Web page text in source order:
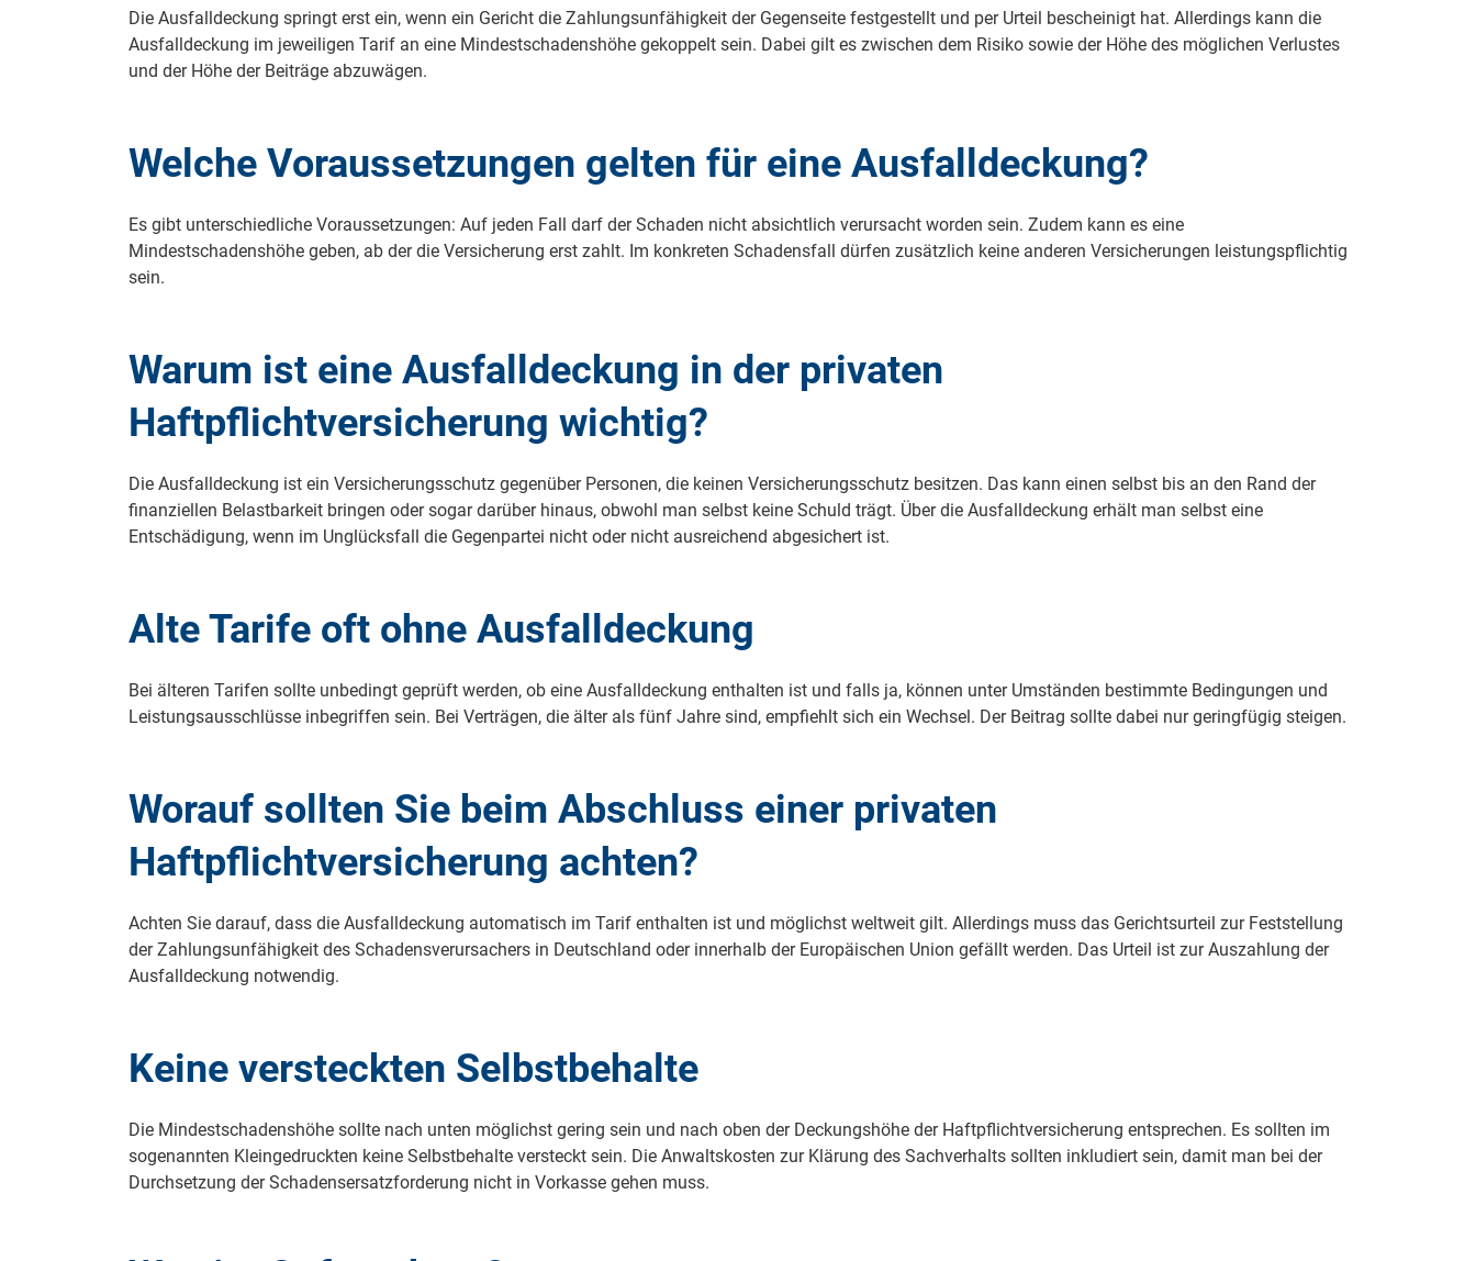
Die Ausfalldeckung springt erst ein, wenn ein Gericht die Zahlungsunfähigkeit der Gegenseite festgestellt und per Urteil bescheinigt hat. Allerdings kann die
Ausfalldeckung im jeweiligen Tarif an eine Mindestschadenshöhe gekoppelt sein. Dabei gilt es zwischen dem Risiko sowie der Höhe des möglichen Verlustes
und der Höhe der Beiträge abzuwägen.
Welche Voraussetzungen gelten für eine Ausfalldeckung?
Es gibt unterschiedliche Voraussetzungen: Auf jeden Fall darf der Schaden nicht absichtlich verursacht worden sein. Zudem kann es eine
Mindestschadenshöhe geben, ab der die Versicherung erst zahlt. Im konkreten Schadensfall dürfen zusätzlich keine anderen Versicherungen leistungspflichtig
sein.
Warum ist eine Ausfalldeckung in der privaten
Haftpflichtversicherung wichtig?
Die Ausfalldeckung ist ein Versicherungsschutz gegenüber Personen, die keinen Versicherungsschutz besitzen. Das kann einen selbst bis an den Rand der
finanziellen Belastbarkeit bringen oder sogar darüber hinaus, obwohl man selbst keine Schuld trägt. Über die Ausfalldeckung erhält man selbst eine
Entschädigung, wenn im Unglücksfall die Gegenpartei nicht oder nicht ausreichend abgesichert ist.
Alte Tarife oft ohne Ausfalldeckung
Bei älteren Tarifen sollte unbedingt geprüft werden, ob eine Ausfalldeckung enthalten ist und falls ja, können unter Umständen bestimmte Bedingungen und
Leistungsausschlüsse inbegriffen sein. Bei Verträgen, die älter als fünf Jahre sind, empfiehlt sich ein Wechsel. Der Beitrag sollte dabei nur geringfügig steigen.
Worauf sollten Sie beim Abschluss einer privaten
Haftpflichtversicherung achten?
Achten Sie darauf, dass die Ausfalldeckung automatisch im Tarif enthalten ist und möglichst weltweit gilt. Allerdings muss das Gerichtsurteil zur Feststellung
der Zahlungsunfähigkeit des Schadensverursachers in Deutschland oder innerhalb der Europäischen Union gefällt werden. Das Urteil ist zur Auszahlung der
Ausfalldeckung notwendig.
Keine versteckten Selbstbehalte
Die Mindestschadenshöhe sollte nach unten möglichst gering sein und nach oben der Deckungshöhe der Haftpflichtversicherung entsprechen. Es sollten im
sogenannten Kleingedruckten keine Selbstbehalte versteckt sein. Die Anwaltskosten zur Klärung des Sachverhalts sollten inkludiert sein, damit man bei der
Durchsetzung der Schadensersatzforderung nicht in Vorkasse gehen muss.